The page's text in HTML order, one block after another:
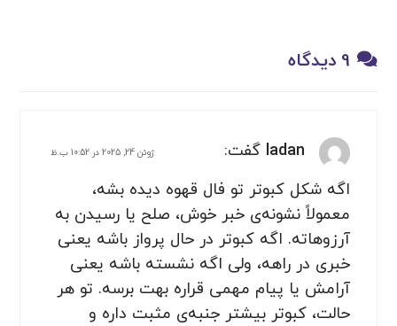
9 دیدگاه
ladan گفت: ژوئن 24, 2025 در 10:52 ب.ظ
اگه شکل کبوتر تو فال قهوه دیده بشه،
معمولاً نشونه‌ی خبر خوش، صلح یا رسیدن به
آرزوهاته. اگه کبوتر در حال پرواز باشه یعنی
خبری در راهه، ولی اگه نشسته باشه یعنی
آرامش یا پیام مهمی قراره بهت برسه. تو هر
حالت، کبوتر بیشتر جنبه‌ی مثبت داره و